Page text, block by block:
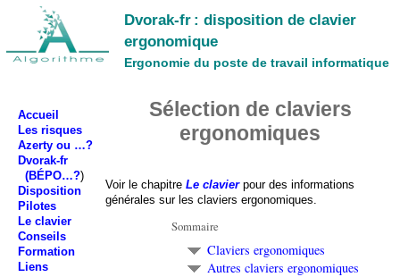
Dvorak-fr : disposition de clavier
ergonomique
Ergonomie du poste de travail informatique
Sélection de claviers
ergonomiques
Voir le chapitreLe clavierpour des informations
générales sur les claviers ergonomiques.
Sommaire
Claviers ergonomiques
Autres claviers ergonomiques
Accueil
Les risques
Azerty ou …?
Dvorak-fr
(BÉPO…?)
Disposition
Pilotes
Le clavier
Conseils
Formation
Liens